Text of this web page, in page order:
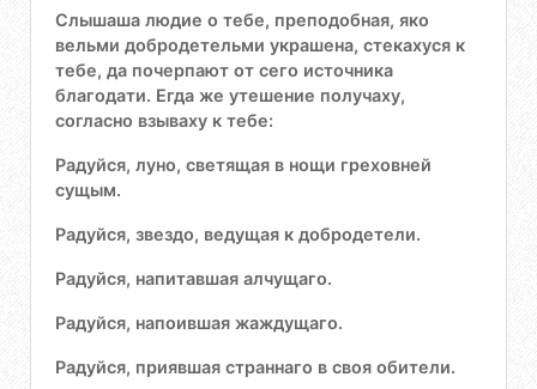
Слышаша людие о тебе, преподобная, яко
вельми добродетельми украшена, стекахуся к
тебе, да почерпают от сего источника
благодати. Егда же утешение получаху,
согласно взываху к тебе:
Радуйся, луно, светящая в нощи греховней
сущым.
Радуйся, звездо, ведущая к добродетели.
Радуйся, напитавшая алчущаго.
Радуйся, напоившая жаждущаго.
Радуйся, приявшая страннаго в своя обители.